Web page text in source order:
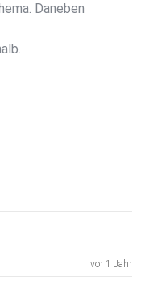
Daneben
vor 1 Jahr